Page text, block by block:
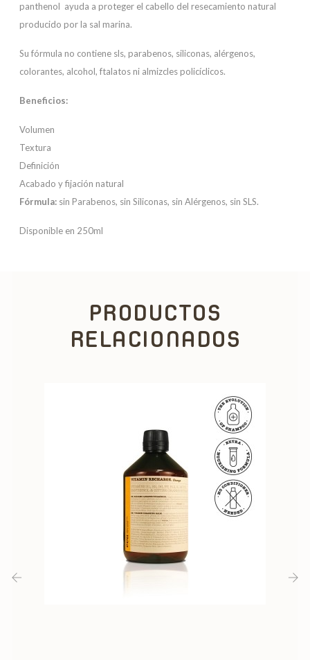
panthenol ayuda a proteger el cabello del resecamiento natural
producido por la sal marina.
Su fórmula no contiene sls, parabenos, siliconas, alérgenos,
colorantes, alcohol, ftalatos ni almizcles policíclicos.
Beneficios:
Volumen
Textura
Definición
Acabado y fijación natural
Fórmula: sin Parabenos, sin Siliconas, sin Alérgenos, sin SLS.
Disponible en 250ml
PRODUCTOS
RELACIONADOS